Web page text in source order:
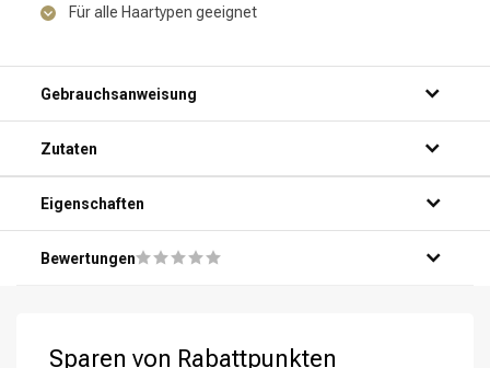
Für alle Haartypen geeignet
Gebrauchsanweisung
Zutaten
Eigenschaften
Bewertungen
Sparen von Rabattpunkten